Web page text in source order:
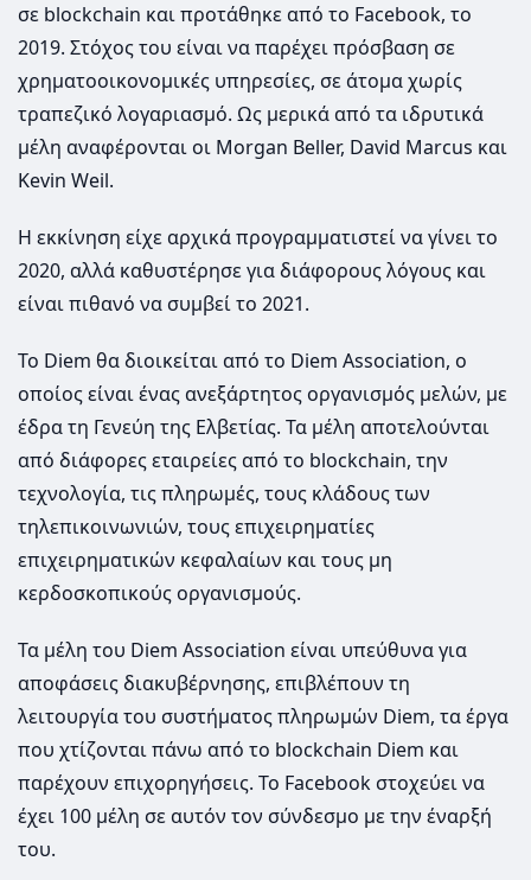
σε blockchain και προτάθηκε από το Facebook, το
2019. Στόχος του είναι να παρέχει πρόσβαση σε
χρηματοοικονομικές υπηρεσίες, σε άτομα χωρίς
τραπεζικό λογαριασμό. Ως μερικά από τα ιδρυτικά
μέλη αναφέρονται οι Morgan Beller, David Marcus και
Kevin Weil.
Η εκκίνηση είχε αρχικά προγραμματιστεί να γίνει το
2020, αλλά καθυστέρησε για διάφορους λόγους και
είναι πιθανό να συμβεί το 2021.
Το Diem θα διοικείται από το Diem Association, ο
οποίος είναι ένας ανεξάρτητος οργανισμός μελών, με
έδρα τη Γενεύη της Ελβετίας. Τα μέλη αποτελούνται
από διάφορες εταιρείες από το blockchain, την
τεχνολογία, τις πληρωμές, τους κλάδους των
τηλεπικοινωνιών, τους επιχειρηματίες
επιχειρηματικών κεφαλαίων και τους μη
κερδοσκοπικούς οργανισμούς.
Τα μέλη του Diem Association είναι υπεύθυνα για
αποφάσεις διακυβέρνησης, επιβλέπουν τη
λειτουργία του συστήματος πληρωμών Diem, τα έργα
που χτίζονται πάνω από το blockchain Diem και
παρέχουν επιχορηγήσεις. Το Facebook στοχεύει να
έχει 100 μέλη σε αυτόν τον σύνδεσμο με την έναρξή
του.